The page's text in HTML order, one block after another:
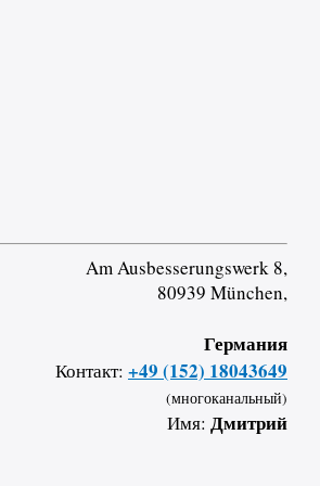
Am Ausbesserungswerk 8,
80939 München,
Германия
Контакт: +49 (152) 18043649
(многоканальный)
Имя: Дмитрий